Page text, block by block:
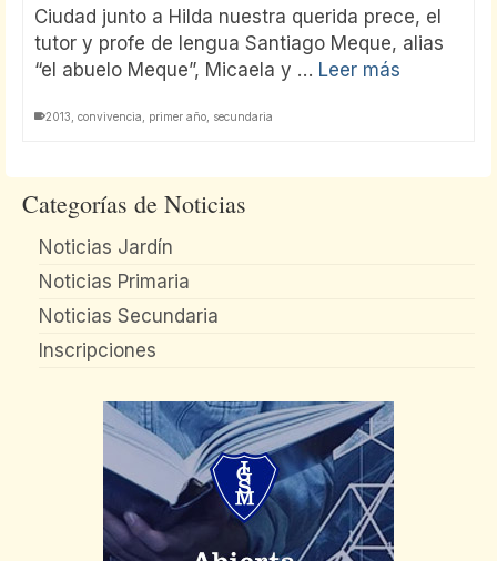
Ciudad junto a Hilda nuestra querida prece, el
tutor y profe de lengua Santiago Meque, alias
“el abuelo Meque”, Micaela y … Leer más
2013 convivencia primer año secundaria
Categorías de Noticias
Noticias Jardín
Noticias Primaria
Noticias Secundaria
Inscripciones